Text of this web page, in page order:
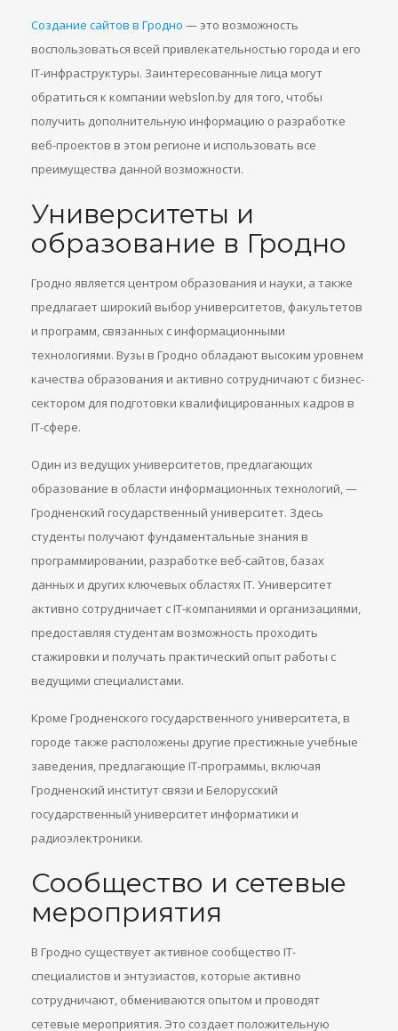
Создание сайтов в Гродно — это возможность
воспользоваться всей привлекательностью города и его
IT-инфраструктуры. Заинтересованные лица могут
обратиться к компании webslon.by для того, чтобы
получить дополнительную информацию о разработке
веб-проектов в этом регионе и использовать все
преимущества данной возможности.
Университеты и
образование в Гродно
Гродно является центром образования и науки, а также
предлагает широкий выбор университетов, факультетов
и программ, связанных с информационными
технологиями. Вузы в Гродно обладают высоким уровнем
качества образования и активно сотрудничают с бизнес-
сектором для подготовки квалифицированных кадров в
IT-сфере.
Один из ведущих университетов, предлагающих
образование в области информационных технологий, —
Гродненский государственный университет. Здесь
студенты получают фундаментальные знания в
программировании, разработке веб-сайтов, базах
данных и других ключевых областях IT. Университет
активно сотрудничает с IT-компаниями и организациями,
предоставляя студентам возможность проходить
стажировки и получать практический опыт работы с
ведущими специалистами.
Кроме Гродненского государственного университета, в
городе также расположены другие престижные учебные
заведения, предлагающие IT-программы, включая
Гродненский институт связи и Белорусский
государственный университет информатики и
радиоэлектроники.
Сообщество и сетевые
мероприятия
В Гродно существует активное сообщество IT-
специалистов и энтузиастов, которые активно
сотрудничают, обмениваются опытом и проводят
сетевые мероприятия. Это создает положительную